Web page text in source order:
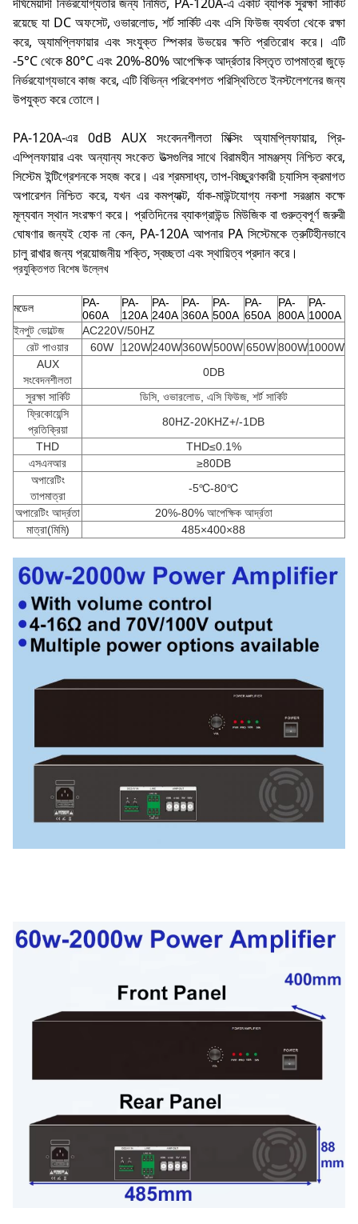
রয়েছে যা DC অফসেট, ওভারলোড, শর্ট সার্কিট এবং এসি ফিউজ ব্যর্থতা থেকে রক্ষা
করে, অ্যামপ্লিফায়ার এবং সংযুক্ত স্পিকার উভয়ের ক্ষতি প্রতিরোধ করে। এটি
-5°C থেকে 80°C এবং 20%-80% আপেক্ষিক আর্দ্রতার বিস্তৃত তাপমাত্রা জুড়ে
নির্ভরযোগ্যভাবে কাজ করে, এটি বিভিন্ন পরিবেশগত পরিস্থিতিতে ইনস্টলেশনের জন্য
উপযুক্ত করে তোলে।
PA-120A-এর 0dB AUX সংবেদনশীলতা মিক্সিং অ্যামপ্লিফায়ার, প্রি-
এম্প্লিফায়ার এবং অন্যান্য সংকেত উত্সগুলির সাথে বিরামহীন সামঞ্জস্য নিশ্চিত করে,
সিস্টেম ইন্টিগ্রেশনকে সহজ করে। এর শ্রমসাধ্য, তাপ-বিচ্ছুরণকারী চ্যাসিস ক্রমাগত
অপারেশন নিশ্চিত করে, যখন এর কমপ্যাক্ট, র্যাক-মাউন্টযোগ্য নকশা সরঞ্জাম কক্ষে
মূল্যবান স্থান সংরক্ষণ করে। প্রতিদিনের ব্যাকগ্রাউন্ড মিউজিক বা গুরুত্বপূর্ণ জরুরী
ঘোষণার জন্যই হোক না কেন, PA-120A আপনার PA সিস্টেমকে ত্রুটিহীনভাবে
চালু রাখার জন্য প্রয়োজনীয় শক্তি, স্বচ্ছতা এবং স্থায়িত্ব প্রদান করে।
প্রযুক্তিগত বিশেষ উল্লেখ
মডেল
PA-
060A
PA-
120A
PA-
240A
PA-
360A
PA-
500A
PA-
650A
PA-
800A
PA-
1000A
ইনপুট ভোল্টেজ
AC220V/50HZ
রেট পাওয়ার
60W 120W240W360W500W 650W800W1000W
AUX
সংবেদনশীলতা
0DB
সুরক্ষা সার্কিট
ডিসি, ওভারলোড, এসি ফিউজ, শর্ট সার্কিট
ফ্রিকোয়েন্সি
প্রতিক্রিয়া
80HZ-20KHZ+/-1DB
THD
THD≤0.1%
এসএনআর
≥80DB
অপারেটিং
তাপমাত্রা
-5℃-80℃
অপারেটিং আর্দ্রতা
20%-80% আপেক্ষিক আর্দ্রতা
মাত্রা(মিমি)
485×400×88